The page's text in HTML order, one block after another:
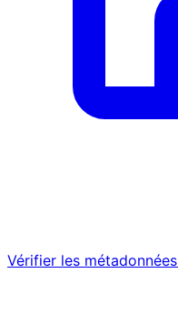
Vérifier les métadonnées